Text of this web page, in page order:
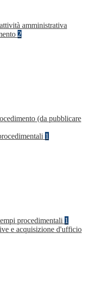
amministrativa
2
(da pubblicare
1
procedimentali 1
e acquisizione d'ufficio